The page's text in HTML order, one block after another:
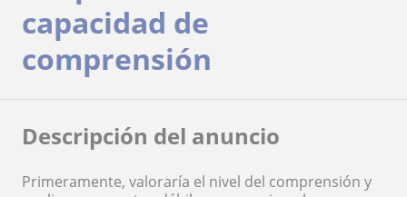
capacidad de
comprensión
Descripción del anuncio
Primeramente, valoraría el nivel del comprensión y